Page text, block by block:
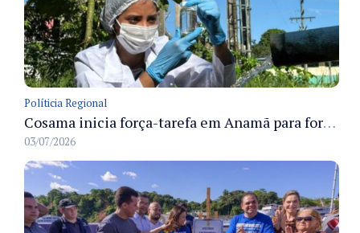
Políticia Regional
Cosama inicia força-tarefa em Anamã para fortalecer abastecimento de água e segurança hídrica da população
03/07/2026